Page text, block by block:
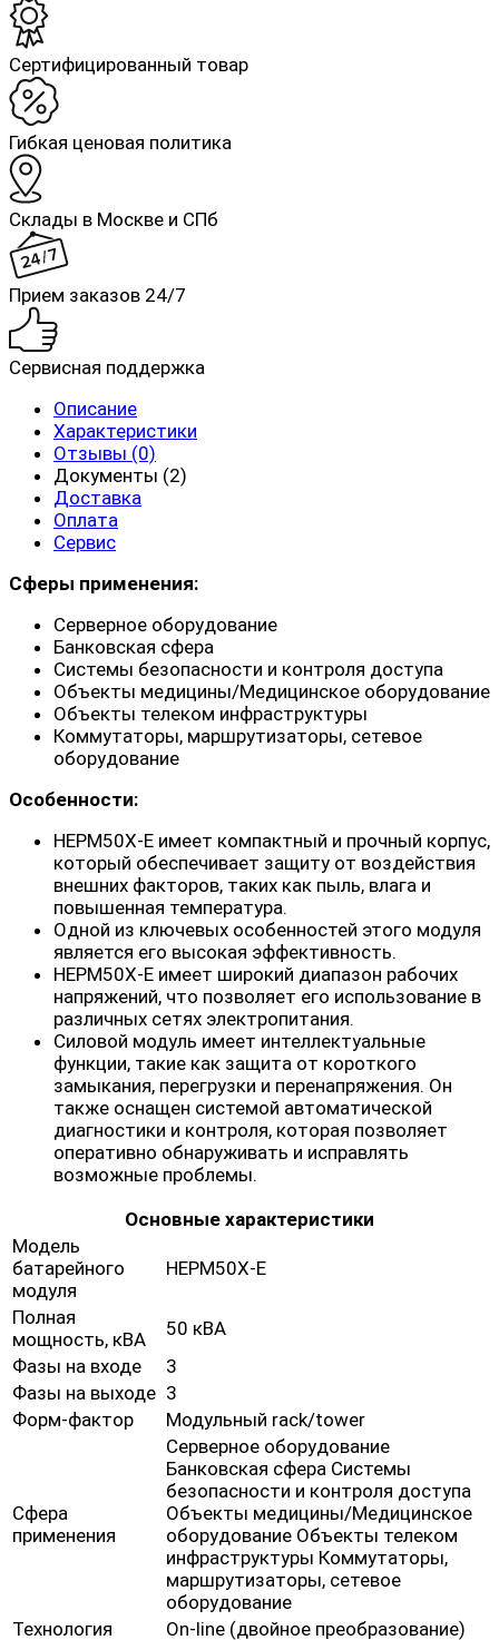
Cертифицированный товар
Гибкая ценовая политика
Склады в Москве и СПб
Прием заказов 24/7
Сервисная поддержка
Описание
Характеристики
Отзывы (0)
Документы (2)
Доставка
Оплата
Сервис
Сферы применения:
Серверное оборудование
Банковская сфера
Системы безопасности и контроля доступа
Объекты медицины/Медицинское оборудование
Объекты телеком инфраструктуры
Коммутаторы, маршрутизаторы, сетевое
оборудование
Особенности:
HEPM50X-E имеет компактный и прочный корпус,
который обеспечивает защиту от воздействия
внешних факторов, таких как пыль, влага и
повышенная температура.
Одной из ключевых особенностей этого модуля
является его высокая эффективность.
HEPM50X-E имеет широкий диапазон рабочих
напряжений, что позволяет его использование в
различных сетях электропитания.
Силовой модуль имеет интеллектуальные
функции, такие как защита от короткого
замыкания, перегрузки и перенапряжения. Он
также оснащен системой автоматической
диагностики и контроля, которая позволяет
оперативно обнаруживать и исправлять
возможные проблемы.
Основные характеристики
Модель
батарейного
модуля
HEPM50X-E
Полная
мощность, кВА
50 кВА
Фазы на входе
3
Фазы на выходе 3
Форм-фактор
Модульный rack/tower
Сфера
применения
Серверное оборудование
Банковская сфера Системы
безопасности и контроля доступа
Объекты медицины/Медицинское
оборудование Объекты телеком
инфраструктуры Коммутаторы,
маршрутизаторы, сетевое
оборудование
Технология
On-line (двойное преобразование)